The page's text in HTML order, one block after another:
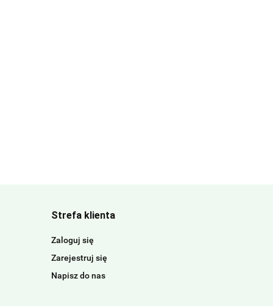
Strefa klienta
Zaloguj się
Zarejestruj się
Napisz do nas